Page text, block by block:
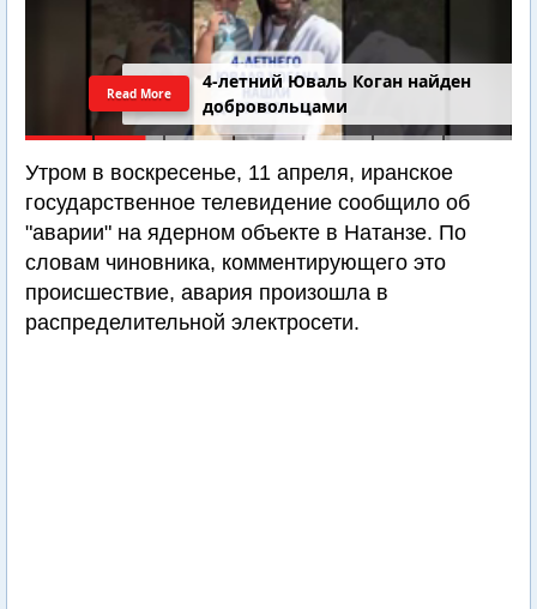
4-летний Юваль Коган найден
добровольцами
Read More
Утром в воскресенье, 11 апреля, иранское
государственное телевидение сообщило об
"аварии" на ядерном объекте в Натанзе. По
словам чиновника, комментирующего это
происшествие, авария произошла в
распределительной электросети.